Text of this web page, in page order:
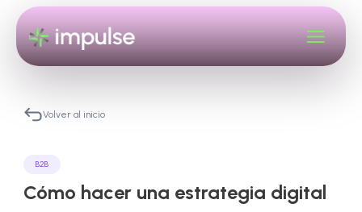
Volver al inicio
B2B
Cómo hacer una estrategia digital